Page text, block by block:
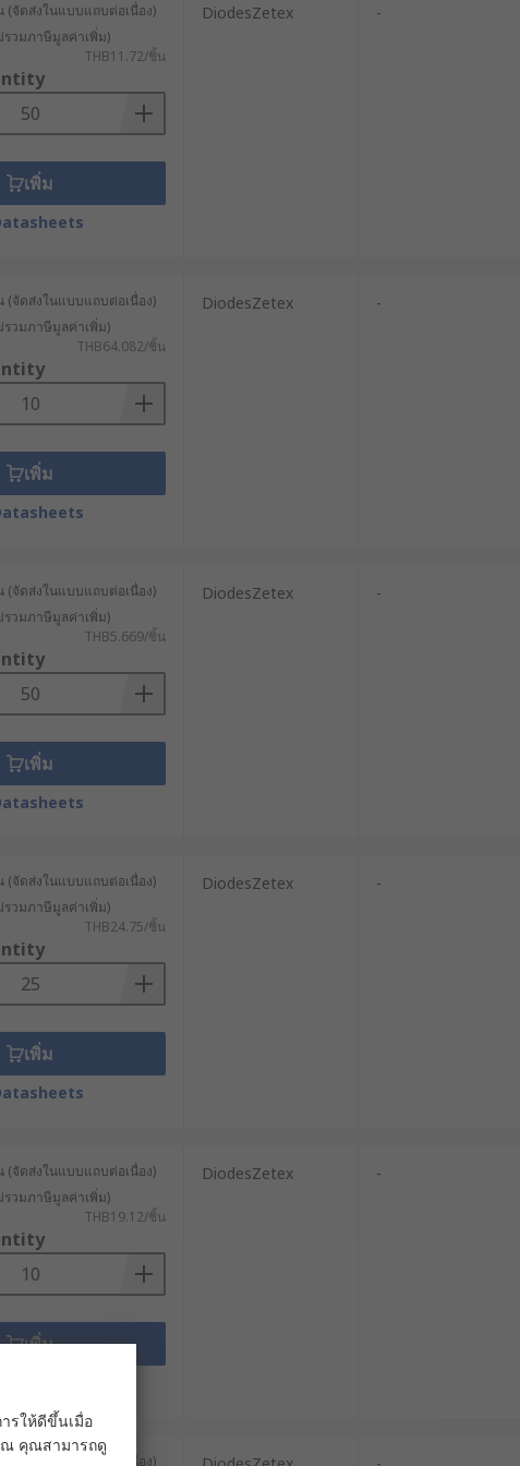
(จัดส่งในแบบแถบต่อเนื่อง)
รวมภาษีมูลค่าเพิ่ม)
THB11.72/ชิ้น
เพิ่ม
DiodesZetex -
(จัดส่งในแบบแถบต่อเนื่อง)
รวมภาษีมูลค่าเพิ่ม)
THB64.082/ชิ้น
เพิ่ม
DiodesZetex -
(จัดส่งในแบบแถบต่อเนื่อง)
รวมภาษีมูลค่าเพิ่ม)
THB5.669/ชิ้น
เพิ่ม
DiodesZetex -
(จัดส่งในแบบแถบต่อเนื่อง)
รวมภาษีมูลค่าเพิ่ม)
THB24.75/ชิ้น
เพิ่ม
DiodesZetex -
(จัดส่งในแบบแถบต่อเนื่อง)
รวมภาษีมูลค่าเพิ่ม)
THB19.12/ชิ้น
เพิ่ม
DiodesZetex -
(จัดส่งในแบบแถบต่อเนื่อง)
รให้ดีขึ้นเมื่อ
ณ คุณสามารถดู